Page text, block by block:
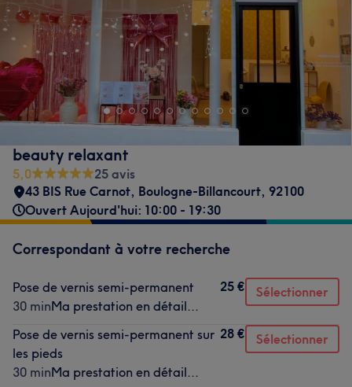
beauty relaxant
5,0
25 avis
43 BIS Rue Carnot, Boulogne-Billancourt, 92100
Ouvert Aujourd'hui: 10:00 - 19:30
Correspondant à votre recherche
Pose de vernis semi-permanent
30 minMa prestation en détail...
25 € Sélectionner
Pose de vernis semi-permanent sur
les pieds
30 minMa prestation en détail...
28 € Sélectionner